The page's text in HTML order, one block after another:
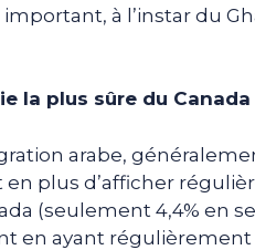
à l’instar du
la plus sûre du Canada
arabe,
plus d’afficher
(seulement 4,4% en
en ayant